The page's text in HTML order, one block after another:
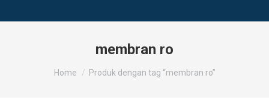
membran ro
You are here:
Home Produk dengan tag “membran ro”